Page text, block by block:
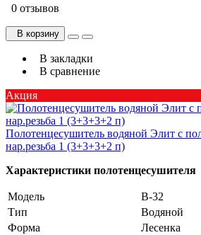
0 отзывов
В корзину
В закладки
В сравнение
Акция
Полотенцесушитель водяной Элит с
нар.резьба 1 (3+3+3+2 п)
Характеристики полотенцесушителя
Модель
В-32
Тип
Водяной
Форма
Лесенка